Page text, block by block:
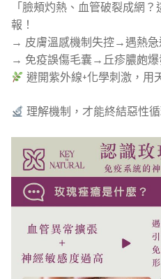
「臉頰灼熱、血管破裂成網
報！
→ 皮膚溫感機制失控→遇熱急
→ 免疫誤傷毛囊→丘疹膿皰爆
避開紫外線+化學刺激，用
理解機制，才能終結惡性